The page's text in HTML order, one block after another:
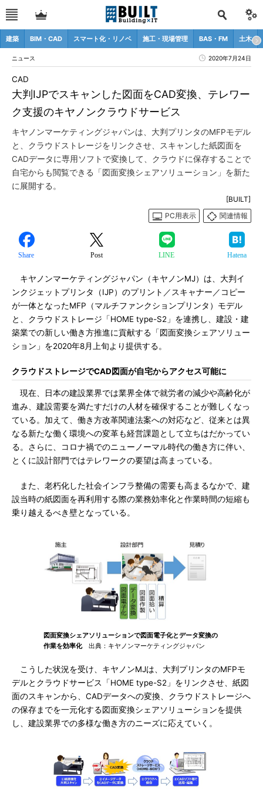
建築 BIM・CAD スマート化・リノベ 施工・現場管理 BAS・FM 土木
ニュース 2020年7月24日
大判IJPでスキャンした図面をCAD変換、テレワー
ク支援のキヤノンクラウドサービス
CAD
キヤノンマーケティングジャパンは、大判プリンタのMFPモデル
と、クラウドストレージをリンクさせ、スキャンした紙図面を
CADデータに専用ソフトで変換して、クラウドに保存することで
自宅からも閲覧できる「図面変換シェアソリューション」を新た
に展開する。
[BUILT]
PC用表示
関連情報
Share Post LINE Hatena
キヤノンマーケティングジャパン（キヤノンMJ）は、大判イ
ンクジェットプリンタ（IJP）のプリント／スキャナー／コピー
が一体となったMFP（マルチファンクションプリンタ）モデル
と、クラウドストレージ「HOME type-S2」を連携し、建設・建
築業での新しい働き方推進に貢献する「図面変換シェアソリュー
ション」を2020年8月上旬より提供する。
クラウドストレージでCAD図面が自宅からアクセス可能に
現在、日本の建設業界では業界全体で就労者の減少や高齢化が
進み、建設需要を満たすだけの人材を確保することが難しくなっ
ている。加えて、働き方改革関連法案への対応など、従来とは異
なる新たな働く環境への変革も経営課題として立ちはだかってい
る。さらに、コロナ禍でのニューノーマル時代の働き方に伴い、
とくに設計部門ではテレワークの要望は高まっている。
また、老朽化した社会インフラ整備の需要も高まるなかで、建
設当時の紙図面を再利用する際の業務効率化と作業時間の短縮も
乗り越えるべき壁となっている。
図面変換シェアソリューションで図面電子化とデータ変換の
作業を効率化出典：キヤノンマーケティングジャパン
こうした状況を受け、キヤノンMJは、大判プリンタのMFPモ
デルとクラウドサービス「HOME type-S2」をリンクさせ、紙図
面のスキャンから、CADデータへの変換、クラウドストレージへ
の保存までを一元化する図面変換シェアソリューションを提供
し、建設業界での多様な働き方のニーズに応えていく。